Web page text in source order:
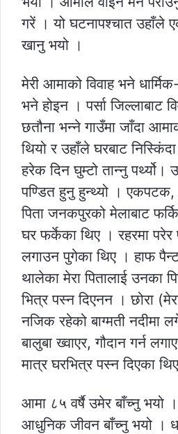
गरें । यो घटनापश्चात उहाँले
खानु भयो ।
मेरी आमाको विवाह भने
भने होइन । पर्सा जिल्लाबाट
छतौना भन्ने गाउँमा जाँदा
थियो र उहाँले घरबाट
हरेक दिन घुम्टो तान्नु
पण्डित हुनु हुन्थ्यो । एकपटक,
पिता जनकपुरको मेलाबाट
घर फर्केका थिए । रहरमा
लगाउन पुगेका थिए । हाफ
थालेका मेरा पितालाई उनका
भित्र पस्न दिएनन । छोरा
नजिक रहेको बाग्मती नदीमा
बालुबा ख्वाएर, गौदान गर्न
मात्र घरभित्र पस्न दिएका
आमा ८५ वर्षै उमेर बाँच्नु भयो
आधुनिक जीवन बाँच्नु भयो ।